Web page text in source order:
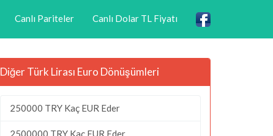
Canlı Pariteler Canlı Dolar TL Fiyatı
Diğer Türk Lirası Euro Dönüşümleri
250000 TRY Kaç EUR Eder
2500000 TRY Kaç EUR Eder